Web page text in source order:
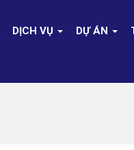
DỊCH VỤ DỰ ÁN